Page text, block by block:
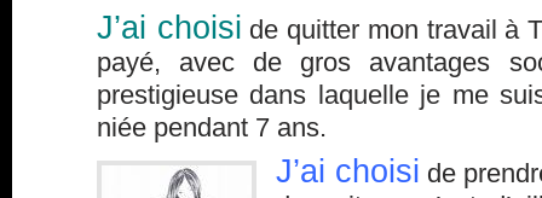
J’ai choisi de quitter mon travail à
payé, avec de gros avantages
prestigieuse dans laquelle je me
niée pendant 7 ans.
J’ai choisi de